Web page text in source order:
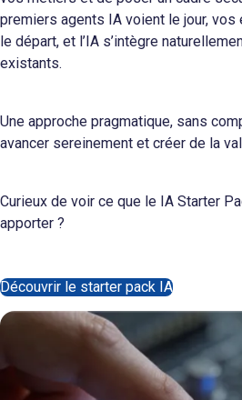
premiers agents IA voient le jour, vos
le départ, et l’IA s’intègre
existants.
Une approche pragmatique, sans
avancer sereinement et créer de la
Curieux de voir ce que le IA Starter
apporter ?
Découvrir le starter pack IA